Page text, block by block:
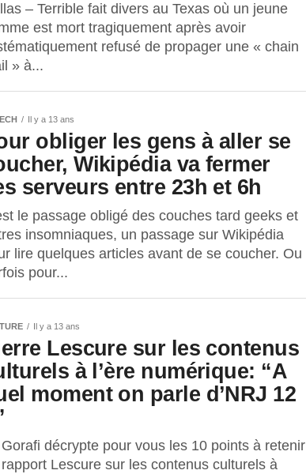
– Terrible fait divers au Texas où un jeune
est mort tragiquement après avoir
refusé de propager une « chain
» à...
Il y a 13 ans
obliger les gens à aller se
Wikipédia va fermer
serveurs entre 23h et 6h
le passage obligé des couches tard geeks et
insomniaques, un passage sur Wikipédia
lire quelques articles avant de se coucher. Ou
pour...
Il y a 13 ans
Lescure sur les contenus
à l’ère numérique: “A
moment on parle d’NRJ 12
décrypte pour vous les 10 points à retenir
Lescure sur les contenus culturels à